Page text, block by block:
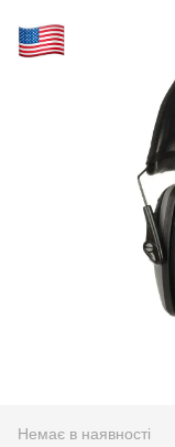
Немає в наявності